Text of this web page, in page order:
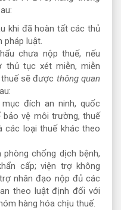
khi đã hoàn tất các thủ
pháp luật.
chưa nộp thuế, nếu
thủ tục xét miễn, miễn
sẽ được thông quan
đích an ninh, quốc
bảo vệ môi trường, thuế
các loại thuế khác theo
chống dịch bệnh,
cấp; viện trợ không
nhân đạo nộp đủ các
theo luật định đối với
hàng hóa chịu thuế.